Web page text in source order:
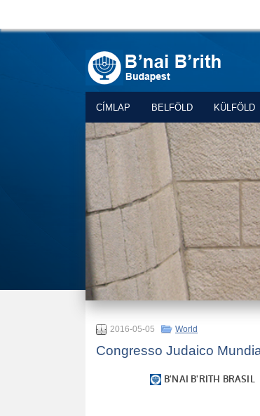
CÍMLAP BELFÖLD KÜLFÖLD
2016-05-05 World
Congresso Judaico